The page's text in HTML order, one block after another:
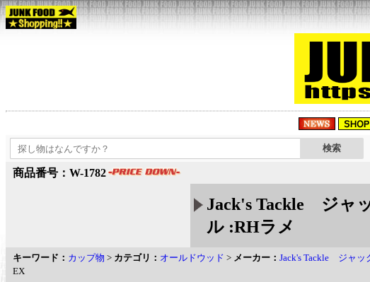
商品番号：W-1782
Jack's Tackle ジャ
ル :RHラメ
キーワード： カップ物 > カテゴリ： オールドウッド > メーカー： Jack's Tackle ジャッ
EX